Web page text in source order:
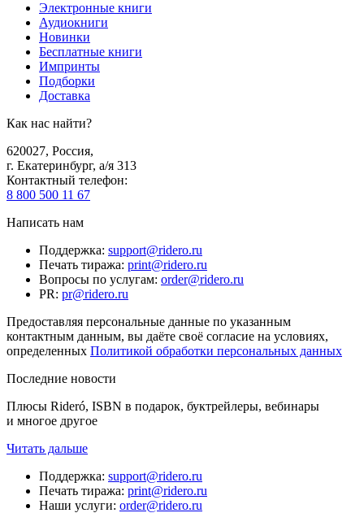
Электронные книги
Аудиокниги
Новинки
Бесплатные книги
Импринты
Подборки
Доставка
Как нас найти?
620027, Россия,
г. Екатеринбург, а/я 313
Контактный телефон:
8 800 500 11 67
Написать нам
Поддержка: support@ridero.ru
Печать тиража: print@ridero.ru
Вопросы по услугам: order@ridero.ru
PR: pr@ridero.ru
Предоставляя персональные данные по указанным
контактным данным, вы даёте своё согласие на условиях,
определенных Политикой обработки персональных данных
Последние новости
Плюсы Rideró, ISBN в подарок, буктрейлеры, вебинары
и многое другое
Читать дальше
Поддержка: support@ridero.ru
Печать тиража: print@ridero.ru
Наши услуги: order@ridero.ru